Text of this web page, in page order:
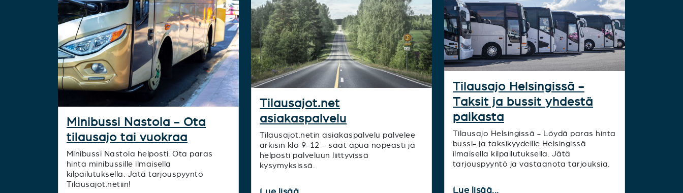
Minibussi Nastola - Ota
tilausajo tai vuokraa
Minibussi Nastola helposti. Ota paras
hinta minibussille ilmaisella
kilpailutuksella. Jätä tarjouspyyntö
Tilausajot.netiin!
Tilausajot.net
asiakaspalvelu
Tilausajot.netin asiakaspalvelu palvelee
arkisin klo 9-12 – saat apua nopeasti ja
helposti palveluun liittyvissä
kysymyksissä.
Tilausajo Helsingissä -
Taksit ja bussit yhdestä
paikasta
Tilausajo Helsingissä - Löydä paras hinta
bussi- ja taksikyydeille Helsingissä
ilmaisella kilpailutuksella. Jätä
tarjouspyyntö ja vastaanota tarjouksia.
Lue lisää...